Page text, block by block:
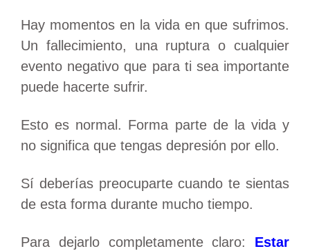
Hay momentos en la vida en que sufrimos.
Un fallecimiento, una ruptura o cualquier
evento negativo que para ti sea importante
puede hacerte sufrir.
Esto es normal. Forma parte de la vida y
no significa que tengas depresión por ello.
Sí deberías preocuparte cuando te sientas
de esta forma durante mucho tiempo.
Para dejarlo completamente claro: Estar